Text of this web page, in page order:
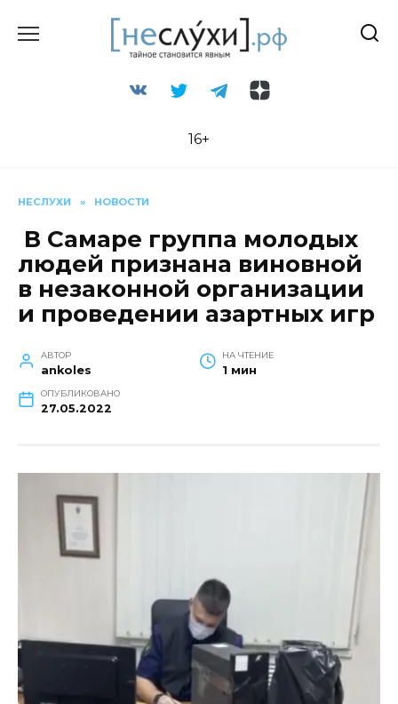
16+
НЕСЛУХИ » НОВОСТИ
В Самаре группа молодых
людей признана виновной
в незаконной организации
и проведении азартных игр
АВТОР
ankoles
НА ЧТЕНИЕ
1 мин
ОПУБЛИКОВАНО
27.05.2022